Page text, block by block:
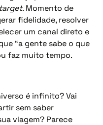
target. Momento de
fidelidade, resolver
um canal direto e
“a gente sabe o que
faz muito tempo.
é infinito? Vai
sem saber
viagem? Parece